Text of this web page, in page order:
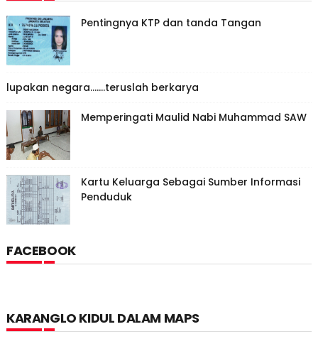
Pentingnya KTP dan tanda Tangan
lupakan negara.......teruslah berkarya
Memperingati Maulid Nabi Muhammad SAW
Kartu Keluarga Sebagai Sumber Informasi
Penduduk
FACEBOOK
KARANGLO KIDUL DALAM MAPS